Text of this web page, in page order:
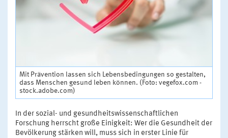
Mit Prävention lassen sich Lebensbedingungen so gestalten,
dass Menschen gesund leben können. (Foto: vegefox.com -
stock.adobe.com)
In der sozial- und gesundheitswissenschaftlichen
Forschung herrscht große Einigkeit: Wer die Gesundheit der
Bevölkerung stärken will, muss sich in erster Linie für